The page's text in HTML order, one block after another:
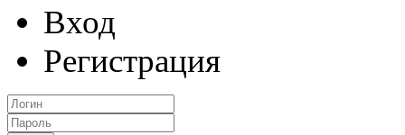
Вход
Регистрация